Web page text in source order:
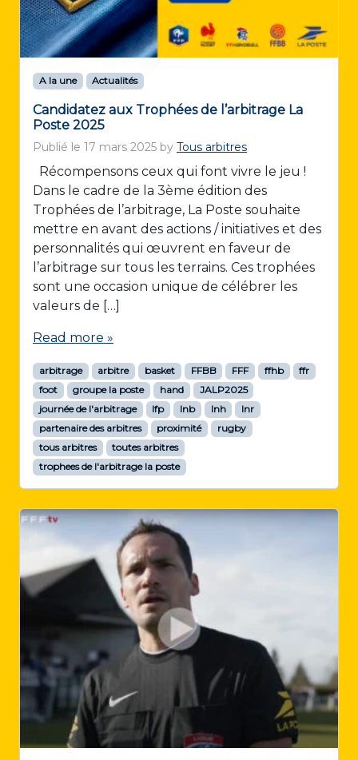
A la une Actualités
Candidatez aux Trophées de l’arbitrage La
Poste 2025
Publié le 17 mars 2025 by Tous arbitres
Récompensons ceux qui font vivre le jeu !
Dans le cadre de la 3ème édition des
Trophées de l’arbitrage, La Poste souhaite
mettre en avant des actions / initiatives et des
personnalités qui œuvrent en faveur de
l’arbitrage sur tous les terrains. Ces trophées
sont une occasion unique de célébrer les
valeurs de […]
Read more »
arbitrage arbitre basket FFBB FFF ffhb
ffr
foot
groupe la poste hand
JALP2025
journée de l'arbitrage
lfp lnb lnh
lnr
partenaire des arbitres
proximité
rugby
tous arbitres
toutes arbitres
trophees de l'arbitrage la poste